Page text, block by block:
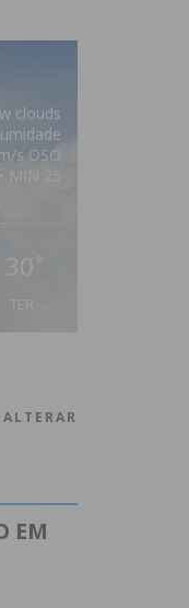
clouds
s OSO
MIN 25
30 °
ALTERAR
EM